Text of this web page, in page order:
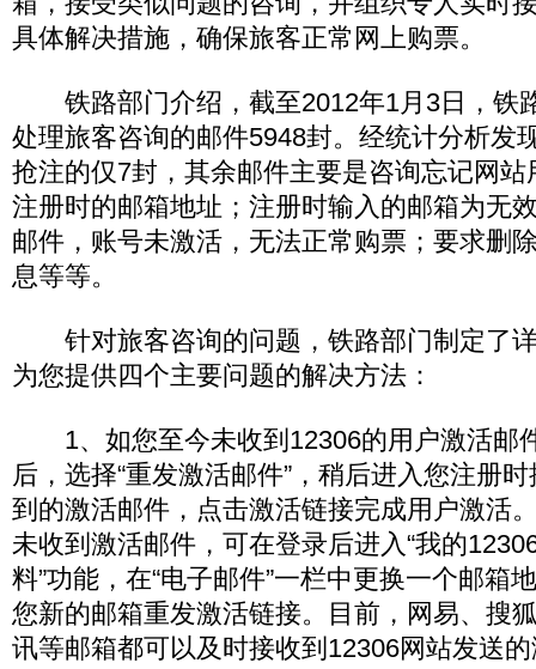
具体解决措施，确保旅客正常网上购票。
铁路部门介绍，截至2012年1月3日，铁
处理旅客咨询的邮件5948封。经统计分析发
抢注的仅7封，其余邮件主要是咨询忘记网
注册时的邮箱地址；注册时输入的邮箱为无
邮件，账号未激活，无法正常购票；要求删
息等等。
针对旅客咨询的问题，铁路部门制定了
为您提供四个主要问题的解决方法：
1、如您至今未收到12306的用户激活邮
后，选择“重发激活邮件”，稍后进入您注册
到的激活邮件，点击激活链接完成用户激活
未收到激活邮件，可在登录后进入“我的
料”功能，在“电子邮件”一栏中更换一个邮箱
您新的邮箱重发激活链接。目前，网易、搜
讯等邮箱都可以及时接收到12306网站发送